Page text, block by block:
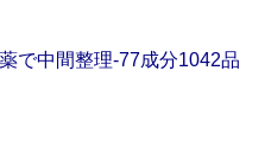
で中間整理‐77成分1042品